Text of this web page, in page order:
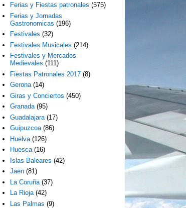
Ferias y Fiestas patronales (575)
Ferias y Jornadas
Gastronomicas (196)
Festivales (32)
Festivales Musicales (214)
Festivales y Mercados
Medievales (111)
Fiestas Patronales 2017 (8)
Gerona (14)
Giras y Conciertos (450)
Granada (95)
Guadalajara (17)
Guipuzcoa (86)
Huelva (126)
Huesca (16)
Islas Baleares (42)
Jaen (81)
La Coruña (37)
La Rioja (42)
Las Palmas (9)